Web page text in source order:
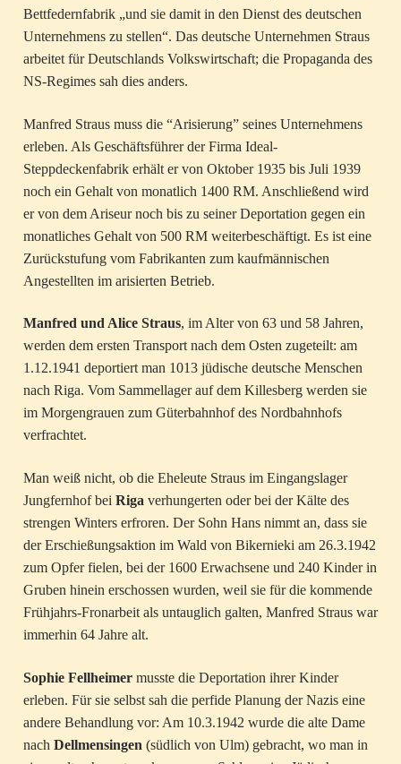
Bettfedernfabrik „und sie damit in den Dienst des deutschen
Unternehmens zu stellen“. Das deutsche Unternehmen Straus
arbeitet für Deutschlands Volkswirtschaft; die Propaganda des
NS-Regimes sah dies anders.
Manfred Straus muss die “Arisierung” seines Unternehmens
erleben. Als Geschäftsführer der Firma Ideal-
Steppdeckenfabrik erhält er von Oktober 1935 bis Juli 1939
noch ein Gehalt von monatlich 1400 RM. Anschließend wird
er von dem Ariseur noch bis zu seiner Deportation gegen ein
monatliches Gehalt von 500 RM weiterbeschäftigt. Es ist eine
Zurückstufung vom Fabrikanten zum kaufmännischen
Angestellten im arisierten Betrieb.
Manfred und Alice Straus, im Alter von 63 und 58 Jahren,
werden dem ersten Transport nach dem Osten zugeteilt: am
1.12.1941 deportiert man 1013 jüdische deutsche Menschen
nach Riga. Vom Sammellager auf dem Killesberg werden sie
im Morgengrauen zum Güterbahnhof des Nordbahnhofs
verfrachtet.
Man weiß nicht, ob die Eheleute Straus im Eingangslager
Jungfernhof bei Riga verhungerten oder bei der Kälte des
strengen Winters erfroren. Der Sohn Hans nimmt an, dass sie
der Erschießungsaktion im Wald von Bikernieki am 26.3.1942
zum Opfer fielen, bei der 1600 Erwachsene und 240 Kinder in
Gruben hinein erschossen wurden, weil sie für die kommende
Frühjahrs-Fronarbeit als untauglich galten, Manfred Straus war
immerhin 64 Jahre alt.
Sophie Fellheimer musste die Deportation ihrer Kinder
erleben. Für sie selbst sah die perfide Planung der Nazis eine
andere Behandlung vor: Am 10.3.1942 wurde die alte Dame
nach Dellmensingen (südlich von Ulm) gebracht, wo man in